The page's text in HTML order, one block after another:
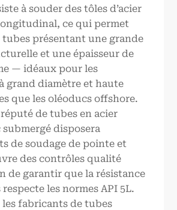
à souder des tôles d’acier
ce qui permet
tubes présentant une grande
et une épaisseur de
— idéaux pour les
grand diamètre et haute
que les oléoducs offshore.
de tubes en acier
submergé disposera
de soudage de pointe et
des contrôles qualité
de garantir que la résistance
les normes API 5L.
les fabricants de tubes